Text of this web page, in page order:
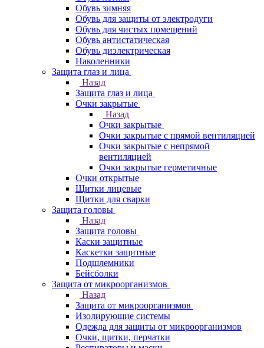
Обувь зимняя
Обувь для защиты от электродуги
Обувь для чистых помещений
Обувь антистатическая
Обувь диэлектрическая
Наколенники
Защита глаз и лица
Назад
Защита глаз и лица
Очки закрытые
Назад
Очки закрытые
Очки закрытые с прямой вентиляцией
Очки закрытые с непрямой
вентиляцией
Очки закрытые герметичные
Очки открытые
Щитки лицевые
Щитки для сварки
Защита головы
Назад
Защита головы
Каски защитные
Каскетки защитные
Подшлемники
Бейсболки
Защита от микроорганизмов
Назад
Защита от микроорганизмов
Изолирующие системы
Одежда для защиты от микроорганизмов
Очки, щитки, перчатки